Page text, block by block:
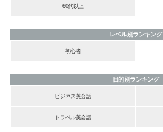
60代以上
レベル別ランキング
初心者
目的別ランキング
ビジネス英会話
トラベル英会話